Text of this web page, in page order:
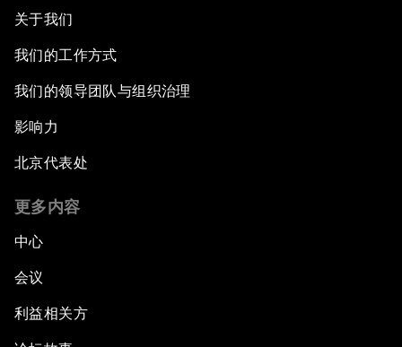
关于我们
我们的工作方式
我们的领导团队与组织治理
影响力
北京代表处
更多内容
中心
会议
利益相关方